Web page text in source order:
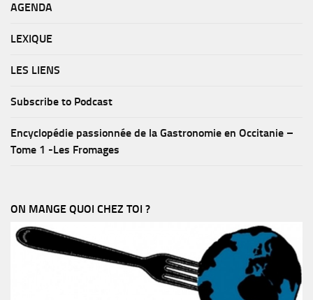
AGENDA
LEXIQUE
LES LIENS
Subscribe to Podcast
Encyclopédie passionnée de la Gastronomie en Occitanie –
Tome 1 -Les Fromages
ON MANGE QUOI CHEZ TOI ?